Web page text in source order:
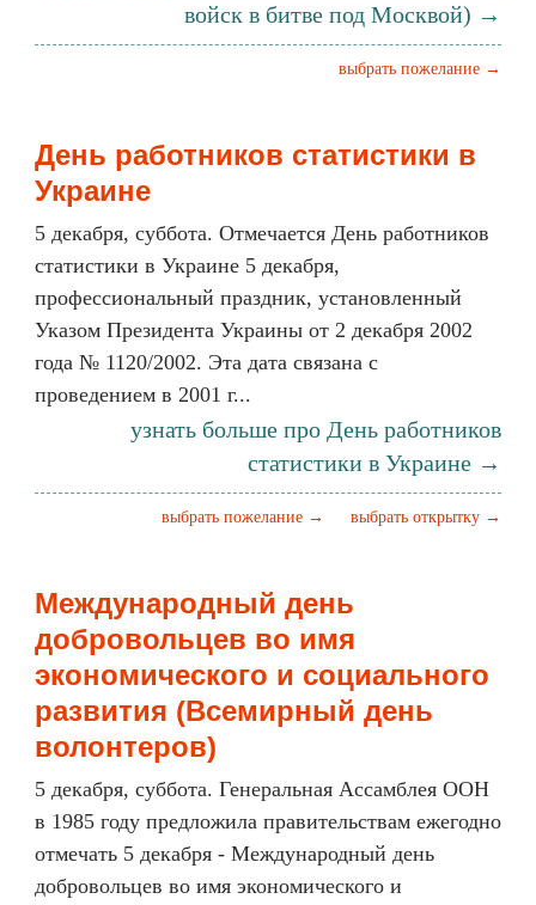
войск в битве под Москвой) →
выбрать пожелание →
День работников статистики в
Украине
5 декабря, суббота. Отмечается День работников
статистики в Украине 5 декабря,
профессиональный праздник, установленный
Указом Президента Украины от 2 декабря 2002
года № 1120/2002. Эта дата связана с
проведением в 2001 г...
узнать больше про День работников
статистики в Украине →
выбрать открытку →
выбрать пожелание →
Международный день
добровольцев во имя
экономического и социального
развития (Всемирный день
волонтеров)
5 декабря, суббота. Генеральная Ассамблея ООН
в 1985 году предложила правительствам ежегодно
отмечать 5 декабря - Международный день
добровольцев во имя экономического и